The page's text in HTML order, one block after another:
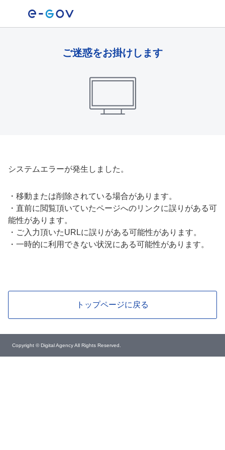
ご迷惑をお掛けします
システムエラーが発生しました。
・ 移動または削除されている場合があります。
・ 直前に閲覧頂いていたページへのリンクに誤りがある可
能性があります。
・ ご入力頂いたURLに誤りがある可能性があります。
・ 一時的に利用できない状況にある可能性があります。
トップページに戻る
Copyright © Digital Agency All Rights Reserved.